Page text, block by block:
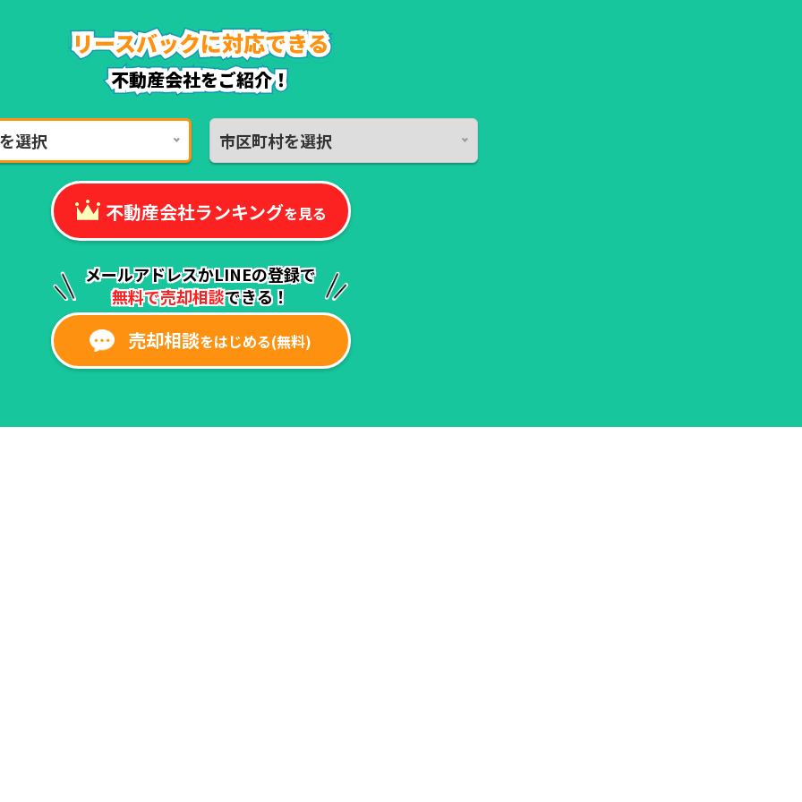
リースバックに対応できる
リースバックに対応できる
リースバックに対応できる
不動産会社をご紹介！
リースバックに対応できる
リースバックに対応できる
リースバックに対応できる
不動産会社をご紹介！
選択 市区町村を選択
不動産会社ランキングを見る
メールアドレスかLINEの登録で
無料で売却相談できる！
売却相談をはじめる(無料)